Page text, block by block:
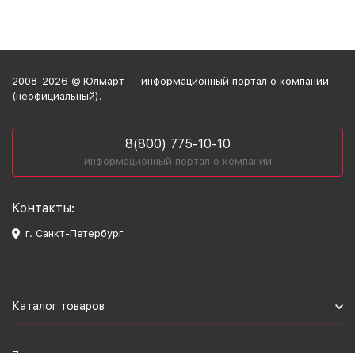
2008-2026 © Юлмарт — информационный портал о компании
(неофициальный).
8(800) 775-10-10
информационный портал о компании
Контакты:
г. Санкт-Петербург
Каталог товаров
Политика персональных данных